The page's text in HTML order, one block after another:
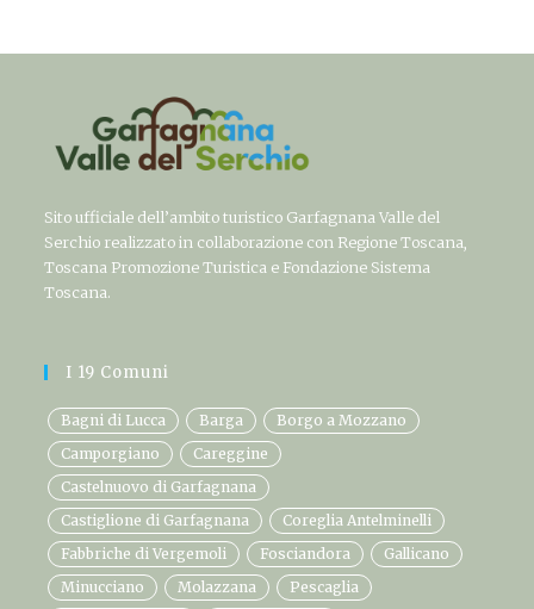
Sito ufficiale dell’ambito turistico Garfagnana Valle del
Serchio realizzato in collaborazione con Regione Toscana,
Toscana Promozione Turistica e Fondazione Sistema
Toscana.
I 19 Comuni
Bagni di Lucca Barga
Borgo a Mozzano
Camporgiano
Careggine
Castelnuovo di Garfagnana
Castiglione di Garfagnana
Coreglia Antelminelli
Fabbriche di Vergemoli
Fosciandora
Gallicano
Minucciano
Molazzana
Pescaglia